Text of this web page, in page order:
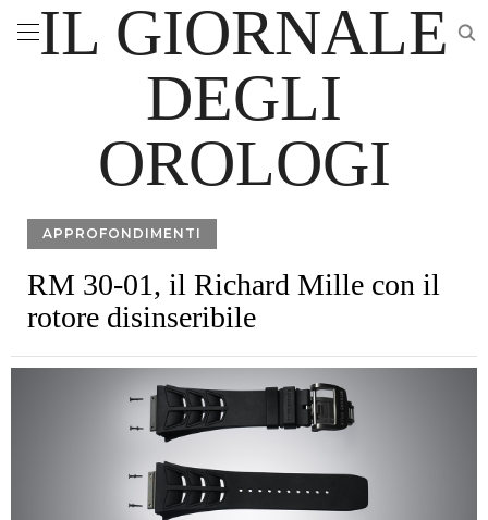
IL GIORNALE
DEGLI
OROLOGI
APPROFONDIMENTI
RM 30-01, il Richard Mille con il
rotore disinseribile